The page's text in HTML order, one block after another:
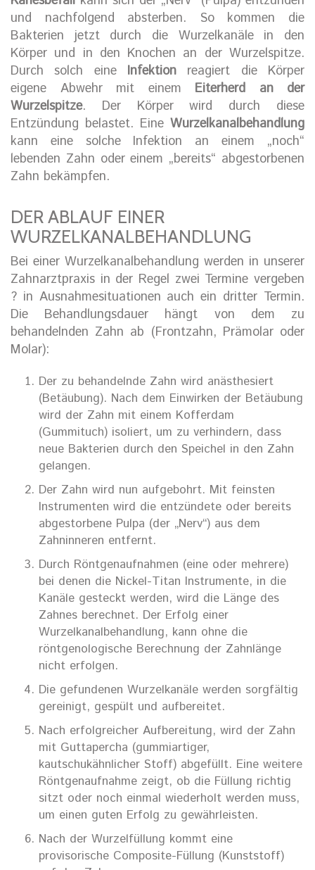
und nachfolgend absterben. So kommen die
Bakterien jetzt durch die Wurzelkanäle in den
Körper und in den Knochen an der Wurzelspitze.
Durch solch eine Infektion reagiert die Körper
eigene Abwehr mit einem Eiterherd an der
Wurzelspitze. Der Körper wird durch diese
Entzündung belastet. Eine Wurzelkanalbehandlung
kann eine solche Infektion an einem „noch“
lebenden Zahn oder einem „bereits“ abgestorbenen
Zahn bekämpfen.
DER ABLAUF EINER
WURZELKANALBEHANDLUNG
Bei einer Wurzelkanalbehandlung werden in unserer
Zahnarztpraxis in der Regel zwei Termine vergeben
? in Ausnahmesituationen auch ein dritter Termin.
Die Behandlungsdauer hängt von dem zu
behandelnden Zahn ab (Frontzahn, Prämolar oder
Molar):
Der zu behandelnde Zahn wird anästhesiert
(Betäubung). Nach dem Einwirken der Betäubung
wird der Zahn mit einem Kofferdam
(Gummituch) isoliert, um zu verhindern, dass
neue Bakterien durch den Speichel in den Zahn
gelangen.
Der Zahn wird nun aufgebohrt. Mit feinsten
Instrumenten wird die entzündete oder bereits
abgestorbene Pulpa (der „Nerv“) aus dem
Zahninneren entfernt.
Durch Röntgenaufnahmen (eine oder mehrere)
bei denen die Nickel-Titan Instrumente, in die
Kanäle gesteckt werden, wird die Länge des
Zahnes berechnet. Der Erfolg einer
Wurzelkanalbehandlung, kann ohne die
röntgenologische Berechnung der Zahnlänge
nicht erfolgen.
Die gefundenen Wurzelkanäle werden sorgfältig
gereinigt, gespült und aufbereitet.
Nach erfolgreicher Aufbereitung, wird der Zahn
mit Guttapercha (gummiartiger,
kautschukähnlicher Stoff) abgefüllt. Eine weitere
Röntgenaufnahme zeigt, ob die Füllung richtig
sitzt oder noch einmal wiederholt werden muss,
um einen guten Erfolg zu gewährleisten.
Nach der Wurzelfüllung kommt eine
provisorische Composite-Füllung (Kunststoff)